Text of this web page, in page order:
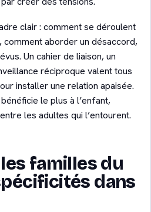
clair : comment se déroulent
comment aborder un désaccord,
Un cahier de liaison, un
réciproque valent tous
installer une relation apaisée.
le plus à l’enfant,
les adultes qui l’entourent.
familles du
dans